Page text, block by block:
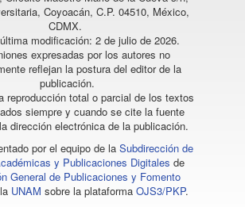
Coyoacán, C.P. 04510, México,
CDMX.
modificación: 2 de julio de 2026.
expresadas por los autores no
reflejan la postura del editor de la
publicación.
reproducción total o parcial de los textos
siempre y cuando se cite la fuente
dirección electrónica de la publicación.
por el equipo de la Subdirección de
y Publicaciones Digitales de
General de Publicaciones y Fomento
UNAM sobre la plataforma OJS3/PKP.